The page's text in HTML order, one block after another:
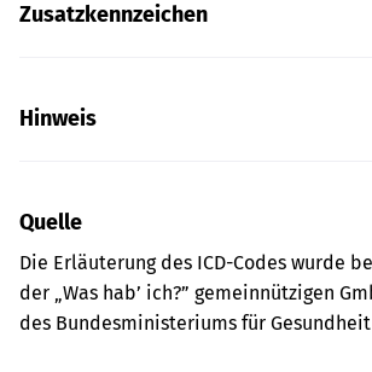
Zusatzkennzeichen
Hinweis
Quelle
Die Erläuterung des ICD-Codes wurde
der „Was hab’ ich?” gemeinnützigen
des Bundesministeriums für Gesundheit